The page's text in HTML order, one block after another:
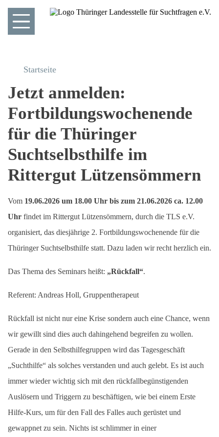
Startseite
Jetzt anmelden:
Fortbildungswochenende
für die Thüringer
Suchtselbsthilfe im
Rittergut Lützensömmern
Vom 19.06.2026 um 18.00 Uhr bis zum 21.06.2026 ca. 12.00
Uhr findet im Rittergut Lützensömmern, durch die TLS e.V.
organisiert, das diesjährige 2. Fortbildungswochenende für die
Thüringer Suchtselbsthilfe statt. Dazu laden wir recht herzlich ein.
Das Thema des Seminars heißt: „Rückfall“.
Referent: Andreas Holl, Gruppentherapeut
Rückfall ist nicht nur eine Krise sondern auch eine Chance, wenn
wir gewillt sind dies auch dahingehend begreifen zu wollen.
Gerade in den Selbsthilfegruppen wird das Tagesgeschäft
„Suchthilfe“ als solches verstanden und auch gelebt. Es ist auch
immer wieder wichtig sich mit den rückfallbegünstigenden
Auslösern und Triggern zu beschäftigen, wie bei einem Erste
Hilfe-Kurs, um für den Fall des Falles auch gerüstet und
gewappnet zu sein. Nichts ist schlimmer in einer